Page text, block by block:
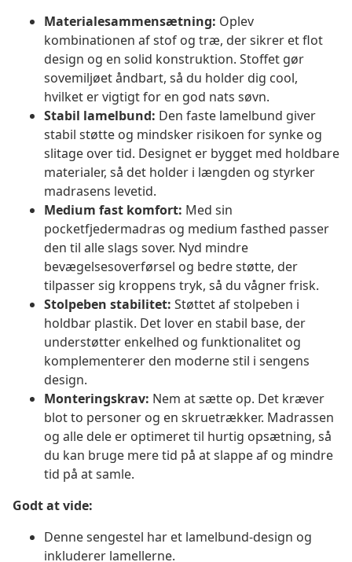
Materialesammensætning: Oplev
kombinationen af stof og træ, der sikrer et flot
design og en solid konstruktion. Stoffet gør
sovemiljøet åndbart, så du holder dig cool,
hvilket er vigtigt for en god nats søvn.
Stabil lamelbund: Den faste lamelbund giver
stabil støtte og mindsker risikoen for synke og
slitage over tid. Designet er bygget med holdbare
materialer, så det holder i længden og styrker
madrasens levetid.
Medium fast komfort: Med sin
pocketfjedermadras og medium fasthed passer
den til alle slags sover. Nyd mindre
bevægelsesoverførsel og bedre støtte, der
tilpasser sig kroppens tryk, så du vågner frisk.
Stolpeben stabilitet: Støttet af stolpeben i
holdbar plastik. Det lover en stabil base, der
understøtter enkelhed og funktionalitet og
komplementerer den moderne stil i sengens
design.
Monteringskrav: Nem at sætte op. Det kræver
blot to personer og en skruetrækker. Madrassen
og alle dele er optimeret til hurtig opsætning, så
du kan bruge mere tid på at slappe af og mindre
tid på at samle.
Godt at vide:
Denne sengestel har et lamelbund-design og
inkluderer lamellerne.